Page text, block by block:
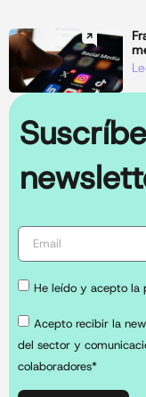
He leído y acepto
Acepto recibir la
del sector y
colaboradores*